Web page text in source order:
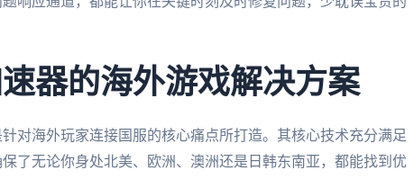
器的海外游戏解决方案
对海外玩家连接国服的核心痛点所打造。其核心技术充分满足
保了无论你身处北美、欧洲、澳洲还是日韩东南亚，都能找到优